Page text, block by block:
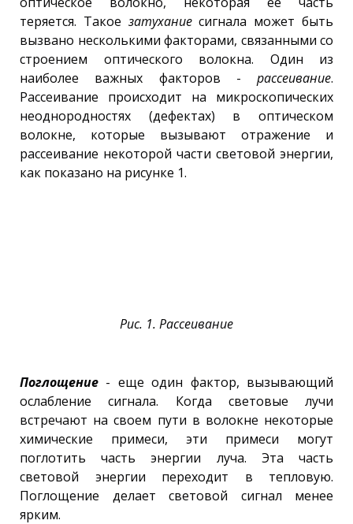
теряется. Такое затуханиесигнала может быть
вызвано несколькими факторами, связанными со
строением оптического волокна. Один из
наиболее важных факторов - рассеивание.
Рассеивание происходит на микроскопических
неоднородностях (дефектах) в оптическом
волокне, которые вызывают отражение и
рассеивание некоторой части световой энергии,
как показано на рисунке 1.
Рис. 1. Рассеивание
Поглощение - еще один фактор, вызывающий
ослабление сигнала. Когда световые лучи
встречают на своем пути в волокне некоторые
химические примеси, эти примеси могут
поглотить часть энергии луча. Эта часть
световой энергии переходит в тепловую.
Поглощение делает световой сигнал менее
ярким.